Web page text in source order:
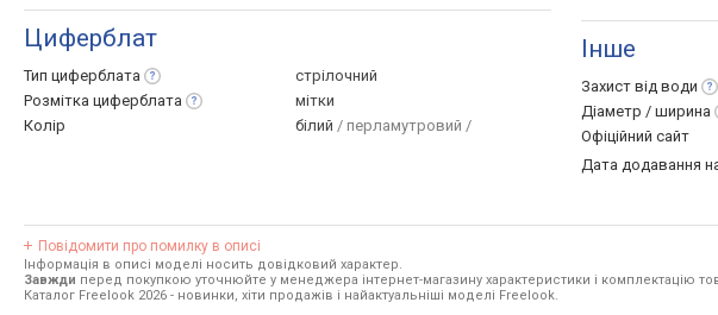
Циферблат
Тип циферблата
стрілочний
Розмітка циферблата
мітки
Колір
білий / перламутровий /
Інше
Захист від води
Діаметр / ширина
Офіційний сайт
Дата додавання
Повідомити про помилку в описі
Інформація в описі моделі носить довідковий характер.
Завжди перед покупкою уточнюйте у менеджера інтернет-магазину характеристики і комплектацію
Каталог Freelook 2026 - новинки, хіти продажів і найактуальніші моделі Freelook.